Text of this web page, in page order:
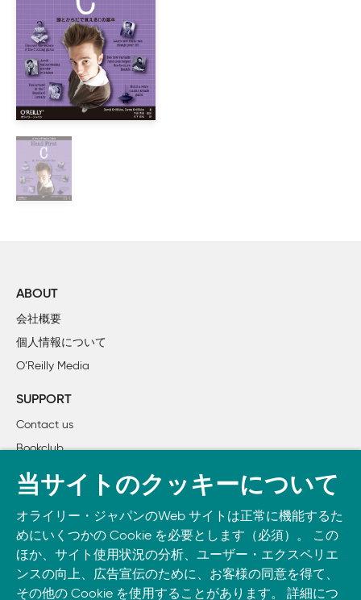
    1.3　ソースファイル
    1.4　コメント
    1.5　文字集合
    1.6　識別子
    1.7　Cコンパイラの働き
    2.1　型分類
    2.2　整数型
    2.3　浮動小数点型
3章　リテラル
    3.2　浮動小数点定数
    3.3　文字定数
4章　型変換
    4.1　算術型の変換
    4.2　非算術型の変換
5章　式と演算子
    5.1　式の評価法
    5.2　演算子の詳細
    5.3　定数式
ABOUT
会社概要
個人情報について
O’Reilly Media
SUPPORT
Contact us
Bookclub
書籍注文
Take O’Reilly with you and learn anywhere, anytime on your
phone
and tablet.
当サイトのクッキーについて
オライリー・ジャパンのWeb サイトは正常に機能するた
めにいくつかの Cookie を必要とします（必須）。 この
ほか、サイト使用状況の分析、ユーザー・エクスペリエ
ンスの向上、広告宣伝のために、お客様の同意を得て、
その他の Cookie を使用することがあります。 詳細につ